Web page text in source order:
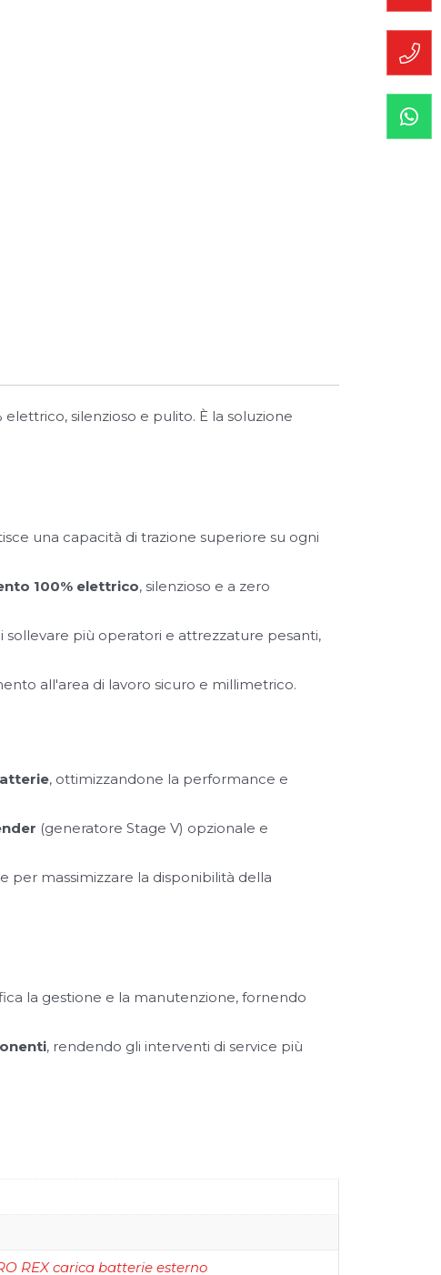
silenzioso e pulito. È la soluzione
una capacità di trazione superiore su ogni
100% elettrico, silenzioso e a zero
sollevare più operatori e attrezzature pesanti,
all'area di lavoro sicuro e millimetrico.
, ottimizzandone la performance e
(generatore Stage V) opzionale e
per massimizzare la disponibilità della
la gestione e la manutenzione, fornendo
, rendendo gli interventi di service più
REX carica batterie esterno